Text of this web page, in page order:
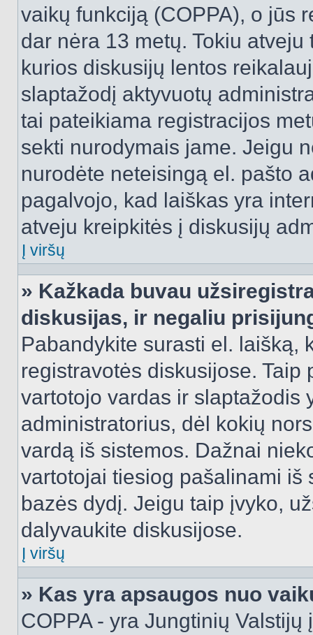
vaikų funkciją (COPPA), o jūs
dar nėra 13 metų. Tokiu
kurios diskusijų lentos
slaptažodį aktyvuotų
tai pateikiama registracijos
sekti nurodymais jame. Jeigu
nurodėte neteisingą el. pašto
pagalvojo, kad laiškas yra
atveju kreipkitės į diskusijų
Į viršų
» Kažkada buvau
diskusijas, ir negaliu
Pabandykite surasti el. laišką,
registravotės diskusijose.
vartotojo vardas ir slaptažodis
administratorius, dėl kokių
vardą iš sistemos. Dažnai
vartotojai tiesiog pašalinami iš
bazės dydį. Jeigu taip įvyko,
dalyvaukite diskusijose.
Į viršų
» Kas yra apsaugos nuo
COPPA - yra Jungtinių